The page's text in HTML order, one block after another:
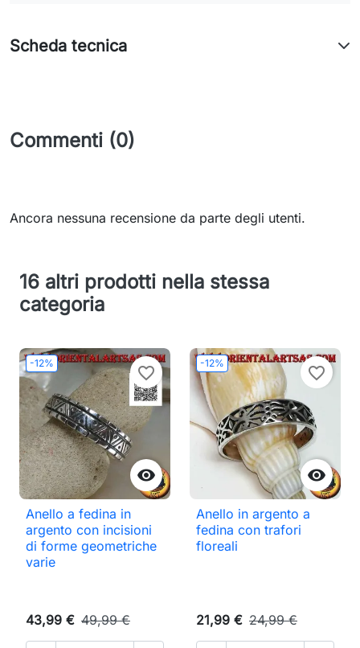
Scheda tecnica
Commenti (0)
Ancora nessuna recensione da parte degli utenti.
16 altri prodotti nella stessa
categoria
-12%

favorite_border
Anello a fedina in
argento con incisioni
di forme geometriche
varie
43,99 € 49,99 €
-12%

favorite_border
Anello in argento a
fedina con trafori
floreali
21,99 € 24,99 €